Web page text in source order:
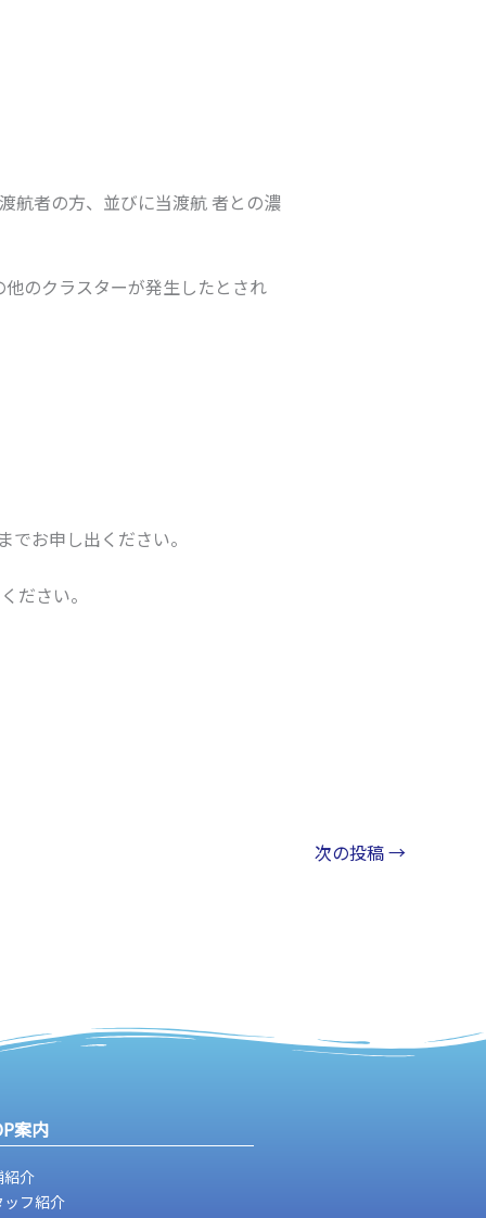
航者の方、並びに当渡航 者との濃
のクラスターが発生したとされ
お申し出ください。
ださい。
次の投稿→
案内
紹介
ッフ紹介